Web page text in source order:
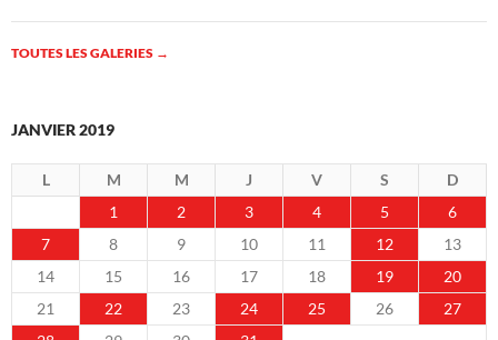
TOUTES LES GALERIES →
JANVIER 2019
L M M J V S
D
1
2 3 4 5
6
7
8 9 10 11 12
13
14
15 16 17 18 19
20
21
22 23 24 25 26
27